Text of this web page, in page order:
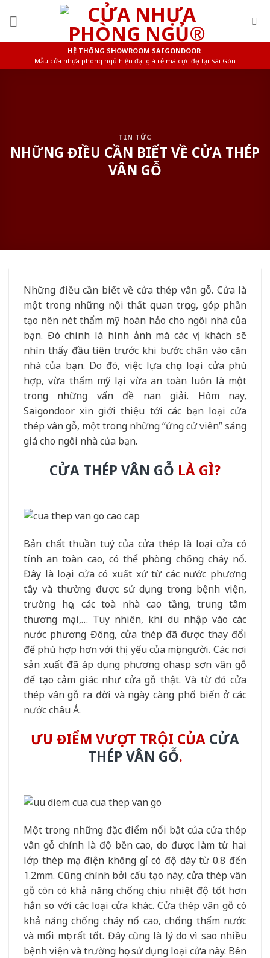
HỆ THỐNG SHOWROOM SAIGONDOOR
Mẫu cửa nhựa phòng ngủ hiện đại giá rẻ mà cực đẹp tại Sài Gòn
TIN TỨC
NHỮNG ĐIỀU CẦN BIẾT VỀ CỬA THÉP
VÂN GỖ
Những điều cần biết về cửa thép vân gỗ. Cửa là
một trong những nội thất quan trọng, góp phần
tạo nên nét thẩm mỹ hoàn hảo cho ngôi nhà của
bạn. Đó chính là hình ảnh mà các vị khách sẽ
nhìn thấy đầu tiên trước khi bước chân vào căn
nhà của bạn. Do đó, việc lựa chọn loại cửa phù
hợp, vừa thẩm mỹ lại vừa an toàn luôn là một
trong những vấn đề nan giải. Hôm nay,
Saigondoor xin giới thiệu tới các bạn loại cửa
thép vân gỗ, một trong những “ứng cử viên” sáng
giá cho ngôi nhà của bạn.
CỬA THÉP VÂN GỖ LÀ GÌ?
Bản chất thuần tuý của cửa thép là loại cửa có
tính an toàn cao, có thể phòng chống cháy nổ.
Đây là loại cửa có xuất xứ từ các nước phương
tây và thường được sử dụng trong bệnh viện,
trường học, các toà nhà cao tầng, trung tâm
thương mại,… Tuy nhiên, khi du nhập vào các
nước phương Đông, cửa thép đã được thay đổi
để phù hợp hơn với thị yếu của mọi người. Các nơi
sản xuất đã áp dụng phương ohasp sơn vân gỗ
để tạo cảm giác như cửa gỗ thật. Và từ đó cửa
thép vân gỗ ra đời và ngày càng phổ biến ở các
nước châu Á.
ƯU ĐIỂM VƯỢT TRỘI CỦA CỬA
THÉP VÂN GỖ.
Một trong những đặc điểm nổi bật của cửa thép
vân gỗ chính là độ bền cao, do được làm từ hai
lớp thép mạ điện không gỉ có độ dày từ 0.8 đến
1.2mm. Cũng chính bởi cấu tạo này, cửa thép vân
gỗ còn có khả năng chống chịu nhiệt độ tốt hơn
hẳn so với các loại cửa khác. Cửa thép vân gỗ có
khả năng chống cháy nổ cao, chống thấm nước
và mối mọt rất tốt. Đây cũng là lý do vì sao nhiều
bệnh viện và trường học sử dụng loại cửa này. Bên